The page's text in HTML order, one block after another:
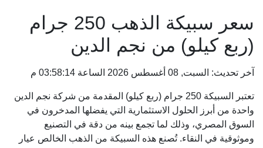
سعر سبيكة الذهب 250 جرام
(ربع كيلو) من نجم الدين
آخر تحديث: السبت, 08 أغسطس 2026 الساعة 03:58:14 م
تعتبر السبيكة 250 جرام (ربع كيلو) المقدمة من شركة نجم الدين
واحدة من أبرز الحلول الاستثمارية التي يفضلها المدخرون في
السوق المصري، وذلك لما تجمع بينه من دقة في التصنيع
وموثوقية في النقاء. تُصنع هذه السبيكة من الذهب الخالص عيار